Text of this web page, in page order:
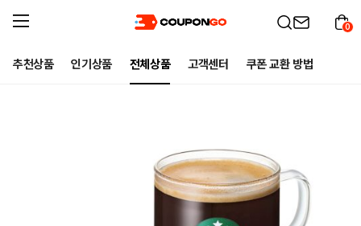
추천상품 인기상품 전체상품 고객센터 쿠폰 교환 방법
0